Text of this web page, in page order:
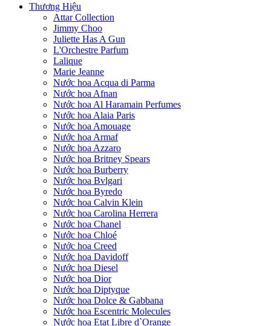
Thương Hiệu
Attar Collection
Jimmy Choo
Juliette Has A Gun
L'Orchestre Parfum
Lalique
Marie Jeanne
Nước hoa Acqua di Parma
Nước hoa Afnan
Nước hoa Al Haramain Perfumes
Nước hoa Alaia Paris
Nước hoa Amouage
Nước hoa Armaf
Nước hoa Azzaro
Nước hoa Britney Spears
Nước hoa Burberry
Nước hoa Bvlgari
Nước hoa Byredo
Nước hoa Calvin Klein
Nước hoa Carolina Herrera
Nước hoa Chanel
Nước hoa Chloé
Nước hoa Creed
Nước hoa Davidoff
Nước hoa Diesel
Nước hoa Dior
Nước hoa Diptyque
Nước hoa Dolce & Gabbana
Nước hoa Escentric Molecules
Nước hoa Etat Libre d`Orange